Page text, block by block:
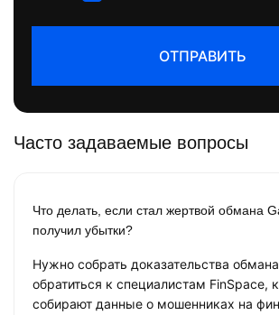
ОТПРАВИТЬ
Часто задаваемые вопросы
Что делать, если стал жертвой обмана
получил убытки?
Нужно собрать доказательства
обратиться к специалистам FinSpace,
собирают данные о мошенниках на